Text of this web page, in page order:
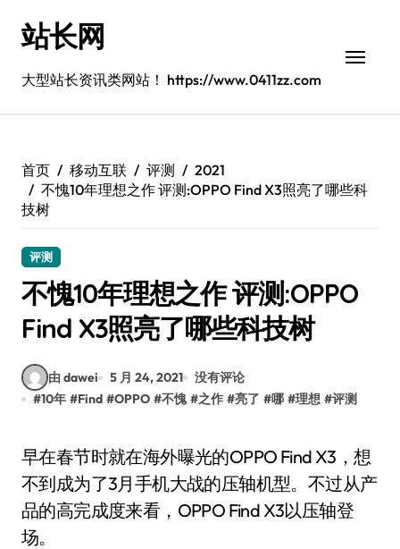
站长网
大型站长资讯类网站！ https://www.0411zz.com
首页 移动互联 评测
2021
不愧10年理想之作 评测:OPPO Find X3照亮了哪些科
技树
评测
不愧10年理想之作 评测:OPPO
Find X3照亮了哪些科技树
由 dawei 5 月 24, 2021
没有评论
#10年 #Find #OPPO #不愧 #之作 #亮了 #哪 #理想 #评测
早在春节时就在海外曝光的OPPO Find X3，想
不到成为了3月手机大战的压轴机型。不过从产
品的高完成度来看，OPPO Find X3以压轴登
场。